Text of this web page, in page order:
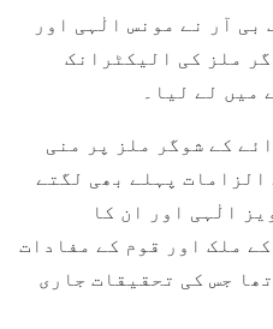
بی آر نے مونس الٰہی اور
ملز کی الیکٹرانک
لے لیا۔
کے شوگر ملز پر منی
الزامات پہلے بھی لگتے
الٰہی اور ان کا
ملک اور قوم کے مفادات
جس کی تحقیقات جاری